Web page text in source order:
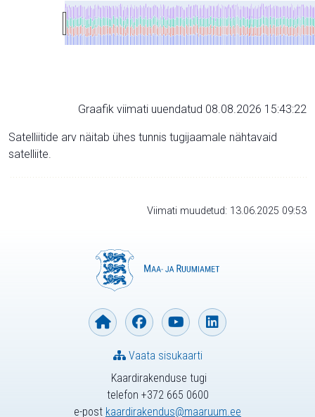
Graafik viimati uuendatud 08.08.2026 15:43:22
Satelliitide arv näitab ühes tunnis tugijaamale nähtavaid
satelliite.
Viimati muudetud: 13.06.2025 09:53
Kaardirakenduse tugi
telefon +372 665 0600
e-post kaardirakendus@maaruum.ee
Vaata sisukaarti